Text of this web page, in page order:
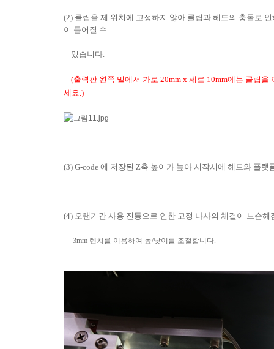
(2) 클립을 제 위치에 고정하지 않아 클립과 헤드의 충돌로
이 틀어질 수
있습니다.
(출력판 왼쪽 밑에서 가로 20mm x 세로 10mm에는 클립을
세요.)
(3) G-code 에 저장된 Z축 높이가 높아 시작시에 헤드와 플랫
(4) 오랜기간 사용 진동으로 인한 고정 나사의 체결이 느슨해
3mm 렌치를 이용하여 높/낮이를 조절합니다.